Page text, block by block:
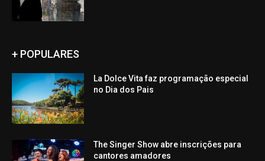
+ POPULARES
La Dolce Vita faz programação especial
no Dia dos Pais
The Singer Show abre inscrições para
cantores amadores